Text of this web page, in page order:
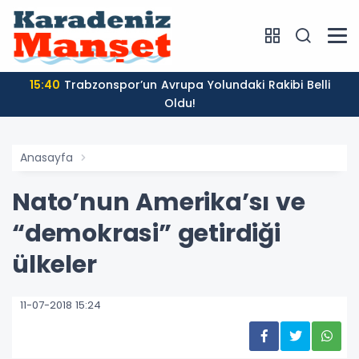
15:40
Oldu!
Anasayfa
Nato’nun Amerika’sı ve
“demokrasi” getirdiği
ülkeler
11-07-2018 15:24